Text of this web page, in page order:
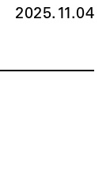
2025.11.04